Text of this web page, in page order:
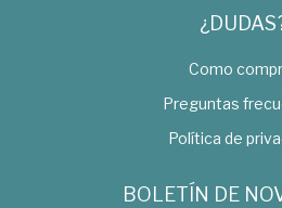
Como
Preguntas
Política de
BOLETÍN DE